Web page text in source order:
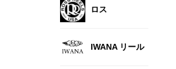
ロス
IWANA リール